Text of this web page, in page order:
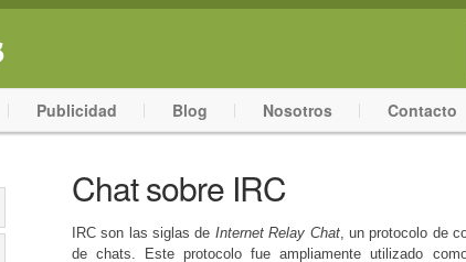
Publicidad Blog Nosotros Contacto
Chat sobre IRC
IRC son las siglas de Internet Relay Chat, un protocolo de
de chats. Este protocolo fue ampliamente utilizado